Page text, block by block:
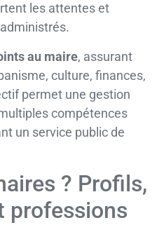
les attentes et
au maire, assurant
culture, finances,
permet une gestion
compétences
un service public de
? Profils,
professions